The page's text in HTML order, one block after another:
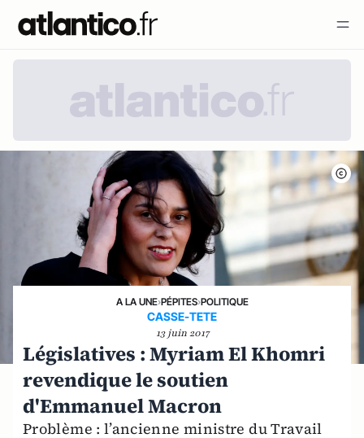
A LA UNE›PÉPITES›POLITIQUE
CASSE-TETE
13 juin 2017
Législatives : Myriam El Khomri
revendique le soutien
d'Emmanuel Macron
Problème : l’ancienne ministre du Travail